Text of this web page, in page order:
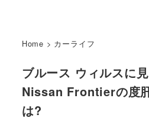
Home > カーライフ
ブルース ウィルスに
Nissan Frontierの度
は?